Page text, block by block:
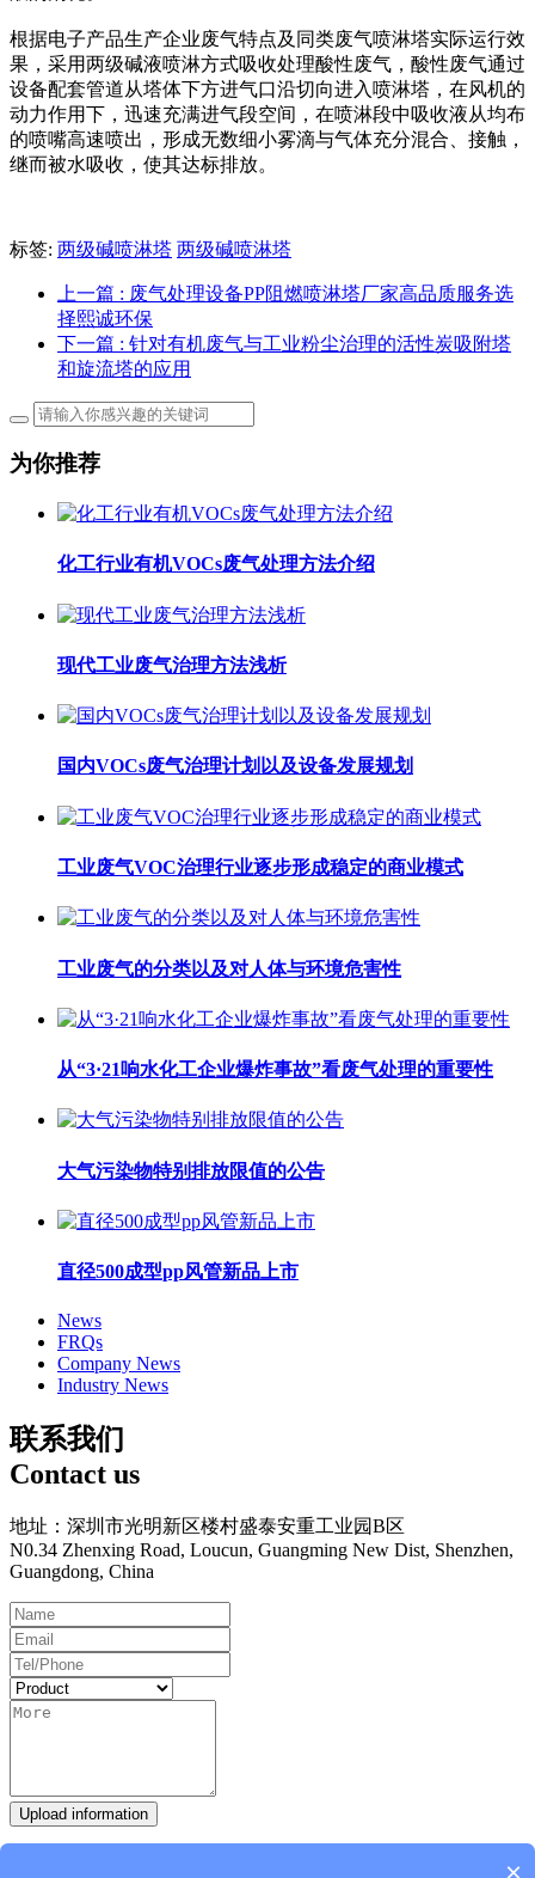
根据电子产品生产企业废气特点及同类废气喷淋塔实际运行效
果，采用两级碱液喷淋方式吸收处理酸性废气，酸性废气通过
设备配套管道从塔体下方进气口沿切向进入喷淋塔，在风机的
动力作用下，迅速充满进气段空间，在喷淋段中吸收液从均布
的喷嘴高速喷出，形成无数细小雾滴与气体充分混合、接触，
继而被水吸收，使其达标排放。
标签: 两级碱喷淋塔 两级碱喷淋塔
上一篇 : 废气处理设备PP阻燃喷淋塔厂家高品质服务选
择熙诚环保
下一篇 : 针对有机废气与工业粉尘治理的活性炭吸附塔
和旋流塔的应用
为你推荐
化工行业有机VOCs废气处理方法介绍
现代工业废气治理方法浅析
国内VOCs废气治理计划以及设备发展规划
工业废气VOC治理行业逐步形成稳定的商业模式
工业废气的分类以及对人体与环境危害性
从“3·21响水化工企业爆炸事故”看废气处理的重要性
大气污染物特别排放限值的公告
直径500成型pp风管新品上市
News
FRQs
Company News
Industry News
联系我们
Contact us
地址：深圳市光明新区楼村盛泰安重工业园B区
N0.34 Zhenxing Road, Loucun, Guangming New Dist, Shenzhen,
Guangdong, China
Upload information